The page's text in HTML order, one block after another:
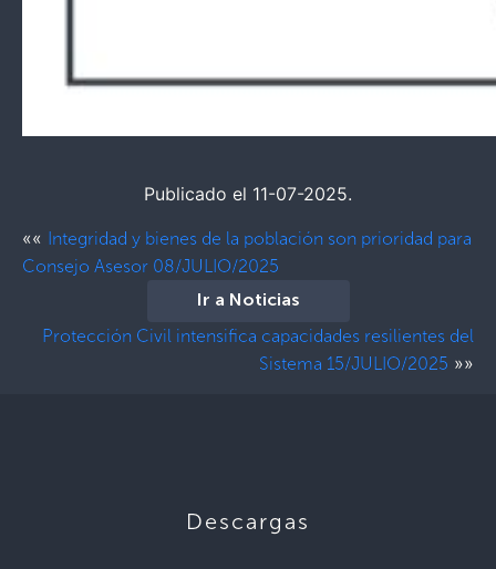
Publicado el 11-07-2025.
«« Integridad y bienes de la población son prioridad para
Consejo Asesor 08/JULIO/2025
Ir a Noticias
Protección Civil intensifica capacidades resilientes del
Sistema 15/JULIO/2025 »»
Descargas